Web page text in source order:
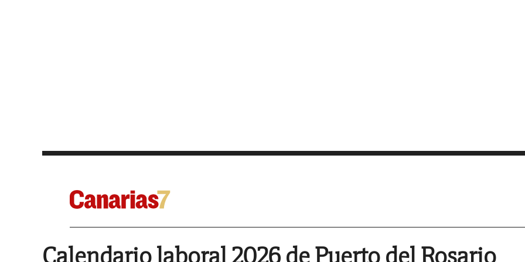
Calendario laboral 2026 de Puerto del Rosario